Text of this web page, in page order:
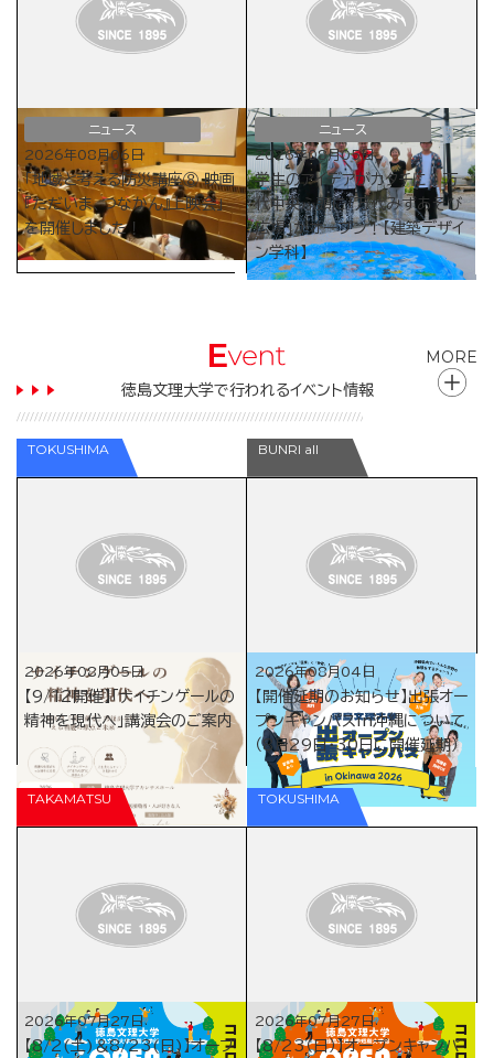
ニュース
2026年08月06日
「地域と考える防災講座⑧ 映画
『ただいま、つなかん』上映会」
を開催しました！
ニュース
2026年08月05日
学生のアイデアがカタチに！万
代中央ふ頭に「万代みずあそび
広場」がオープン！【建築デザイ
ン学科】
徳島文理大学で行われるイベント情報
MORE
2026年08月05日
【9/12開催】「ナイチンゲールの
精神を現代へ」講演会のご案内
2026年08月04日
【開催延期のお知らせ】出張オー
プンキャンパスin沖縄について
（8月29日・30日に開催延期）
2026年07月27日
【8/2(土)＆8/23(日)】オープ
2026年07月27日
【8/23（日）】オープンキャンパ